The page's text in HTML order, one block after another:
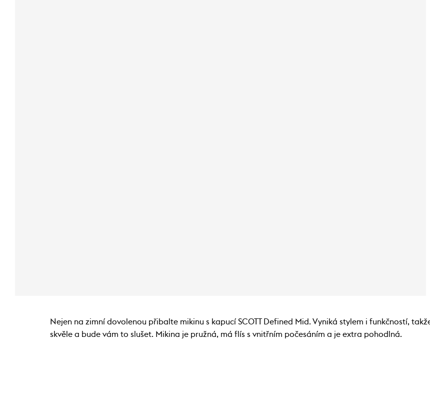
Nejen na zimní dovolenou přibalte mikinu s kapucí SCOTT Defined Mid. Vyniká stylem i funkčností,
skvěle a bude vám to slušet. Mikina je pružná, má flís s vnitřním počesáním a je extra pohodlná.